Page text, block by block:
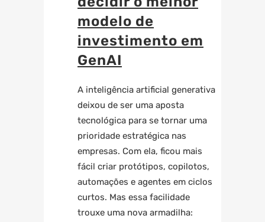
modelo de
investimento em
GenAI
A inteligência artificial generativa
deixou de ser uma aposta
tecnológica para se tornar uma
prioridade estratégica nas
empresas. Com ela, ficou mais
fácil criar protótipos, copilotos,
automações e agentes em ciclos
curtos. Mas essa facilidade
trouxe uma nova armadilha: